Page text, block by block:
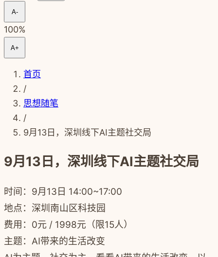
A-
100%
A+
首页
/
思想随笔
/
9月13日，深圳线下AI主题社交局
9月13日，深圳线下AI主题社交局
时间：9月13日 14:00~17:00
地点：深圳南山区科技园
费用： 0元 / 1998元（限15人）
主题： AI带来的生活改变